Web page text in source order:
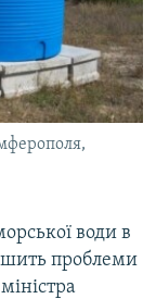
води в
проблеми